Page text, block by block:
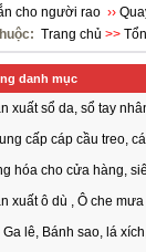
cho người rao ››
Trang chủ >>
danh mục
xuất sổ da, sổ tay
cấp cáp cầu treo,
hóa cho cửa hàng,
xuất ô dù , Ô che
lê, Bánh sao, lá